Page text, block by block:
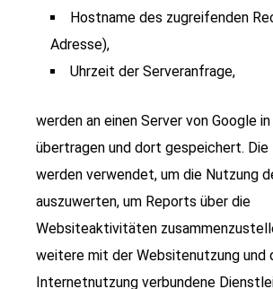
Hostname des zugreifenden
Adresse),
Uhrzeit der Serveranfrage,
werden an einen Server von Google
übertragen und dort gespeichert.
werden verwendet, um die Nutzung
auszuwerten, um Reports über die
Websiteaktivitäten
weitere mit der Websitenutzung und
Internetnutzung verbundene